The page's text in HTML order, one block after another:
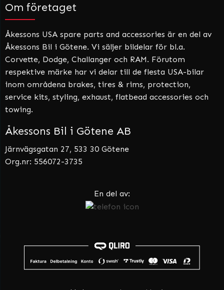
Om företaget
Åkessons USA spare parts and accessories är en del av
Åkessons Bil i Götene. Vi säljer bildelar för bl.a.
Corvette, Dodge, Challanger och RAM. Förutom
respektive märke har vi delar till de flesta USA-bilar
inom områdena brakes, tires & rims, protection,
service kits, styling, exhaust, flatbead accessories och
towing.
Åkessons Bil i Götene AB
Järnvägsgatan 27, 533 30 Götene
Org.nr: 556072-3735
En del av: